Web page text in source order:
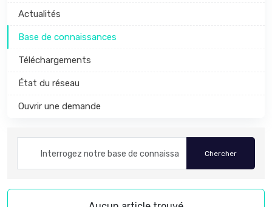
Actualités
Base de connaissances
Téléchargements
État du réseau
Ouvrir une demande